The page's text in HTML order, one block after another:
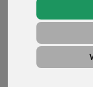
Gebreide
Artikelnummer:
De gebreide